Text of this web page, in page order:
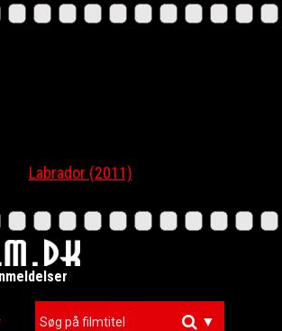
Labrador (2011)
▼